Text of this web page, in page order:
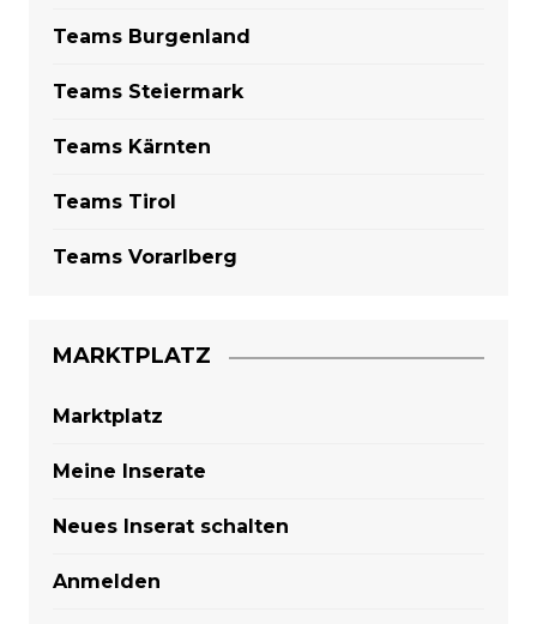
Teams Burgenland
Teams Steiermark
Teams Kärnten
Teams Tirol
Teams Vorarlberg
MARKTPLATZ
Marktplatz
Meine Inserate
Neues Inserat schalten
Anmelden